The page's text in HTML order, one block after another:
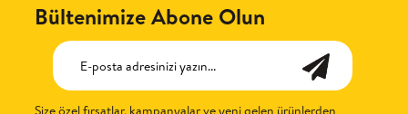
Bültenimize Abone Olun